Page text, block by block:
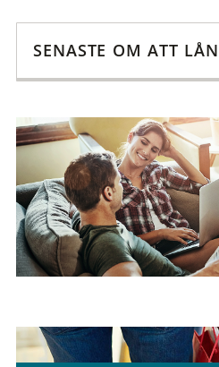
SENASTE OM ATT